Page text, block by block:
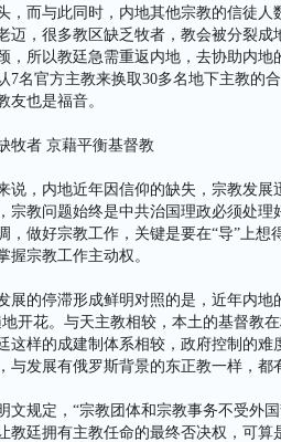
，而与此同时，内地其他宗教的信徒
迈，很多教区缺乏牧者，教会被分裂
，所以教廷急需重返内地，去协助内
7名官方主教来换取30多名地下主教的
友也是福音。
牧者 京藉平衡基督教
说，内地近年因信仰的缺失，宗教发
宗教问题始终是中共治国理政必须处
，做好宗教工作，关键是要在“导”上想
握宗教工作主动权。
展的停滞形成鲜明对照的是，近年内地
地开花。与天主教相较，本土的基督教
这样的成建制体系相较，政府控制的
与发展有俄罗斯背景的东正教一样，都
文规定，“宗教团体和宗教事务不受外
教廷拥有主教任命的最终否决权，可